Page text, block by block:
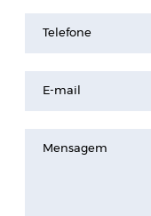
Telefone
E-mail
Mensagem